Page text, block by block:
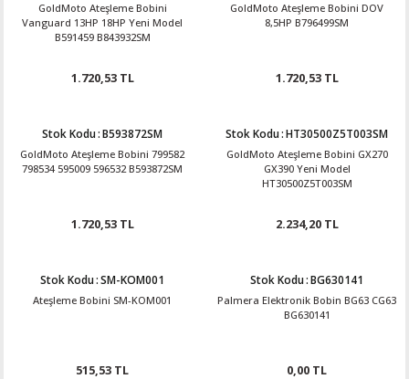
GoldMoto Ateşleme Bobini
Vanguard 13HP 18HP Yeni Model
B591459 B843932SM
1.720,53 TL
GoldMoto Ateşleme Bobini DOV
8,5HP B796499SM
1.720,53 TL
Stok Kodu:B593872SM
GoldMoto Ateşleme Bobini 799582
798534 595009 596532 B593872SM
1.720,53 TL
Stok Kodu:HT30500Z5T003SM
GoldMoto Ateşleme Bobini GX270
GX390 Yeni Model
HT30500Z5T003SM
2.234,20 TL
Stok Kodu:SM-KOM001
Ateşleme Bobini SM-KOM001
515,53 TL
Stok Kodu:BG630141
Palmera Elektronik Bobin BG63 CG63
BG630141
0,00 TL